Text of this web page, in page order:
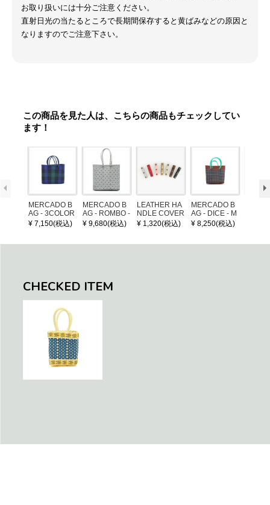
お取り扱いには十分ご注意ください。
直射日光の当たるところで長期間保存すると黄ばみなどの原因と
なりますのでご注意下さい。
この商品を見た人は、こちらの商品もチェックしてい
ます！
MERCADO B
AG - 3COLOR
S CHECK - Bl
¥ 7,150(税込)
MERCADO B
AG - ROMBO -
LONG HANDL
¥ 9,680(税込)
LEATHER HA
NDLE COVER
¥ 1,320(税込)
MERCADO B
AG - DICE - M
OSAIC - Copp
¥ 8,250(税込)
CHECKED ITEM